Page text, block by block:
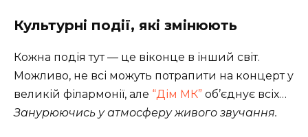
Культурні події, які змінюють
Кожна подія тут — це віконце в інший світ.
Можливо, не всі можуть потрапити на концерт у
великій філармонії, але “Дім МК” об’єднує всіх…
Занурюючись у атмосферу живого звучання.